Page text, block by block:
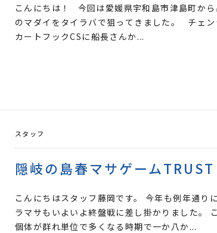
こんにちは！ 今回は愛媛県宇和島市津島町か
のマダイをタイラバで狙ってきました。 チェ
カートフックCSに船長さんか...
スタッフ
隠岐の島春マサゲームTRUST
こんにちはスタッフ藤岡です。 今年も例年通り
ラマサもいよいよ終盤戦に差し掛かりました。
個体が群れ単位で多くなる時期で一か八か...